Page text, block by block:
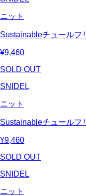
ニット
Sustainableチュールフ
¥9,460
SOLD OUT
SNIDEL
ニット
Sustainableチュールフ
¥9,460
SOLD OUT
SNIDEL
ニット